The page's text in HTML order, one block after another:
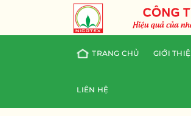
content
TRANG CHỦ GIỚI
LIÊN HỆ